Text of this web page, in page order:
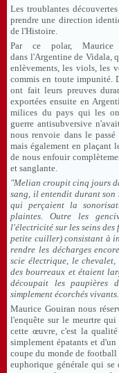
Les troublantes
prendre une direction
de l'Histoire.
Par ce polar, Maurice
dans l'Argentine de Vidala,
enlèvements, les viols, les
commis en toute impunité.
ont fait leurs preuves
exportées ensuite en
milices du pays qui les
guerre antisubversive
nous renvoie dans le
mais également en plaçant
de nous enfouir
et sanglante.
"Melian croupit cinq jours
sang, il entendit durant son
qui perçaient la
plaintes. Outre les
l'électricité sur les seins des
petite cuiller) consistant à
rendre les décharges
scie électrique, le
des bourreaux et étaient
découpait les paupières
simplement écorchés
Maurice Gouiran nous
l'enquête sur le meurtre
cette œuvre, c'est la
simplement épatants et
coupe du monde de
euphorique générale qui